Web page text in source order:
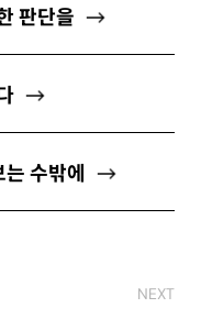
.
판단을
수밖에
NEXT